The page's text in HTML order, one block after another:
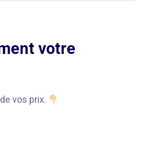
votre
vos prix.